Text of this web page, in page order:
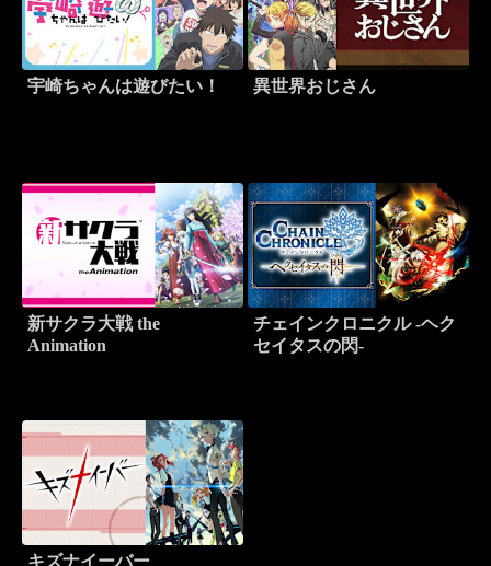
宇崎ちゃんは遊びたい！ 異世界おじさん
新サクラ大戦 the
Animation
チェインクロニクル -ヘク
セイタスの閃-
キズナイーバー